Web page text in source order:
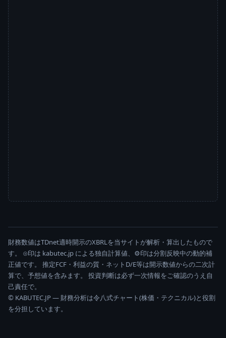
財務数値はTDnet適時開示のXBRLを当サイトが解析・算出したもので
す。 ⊙印は kabutec.jp による独自計算値、⚙印は分割反映中の動的補
正値です。 推定FCF・利益の質・ネットD/E等は開示数値からの二次計
算で、予想値を含みます。 投資判断は必ず一次情報をご確認のうえ自
己責任で。
© KABUTEC.JP — 財務分析は令八式チャート(株価・テクニカル)と役割
を分担しています。